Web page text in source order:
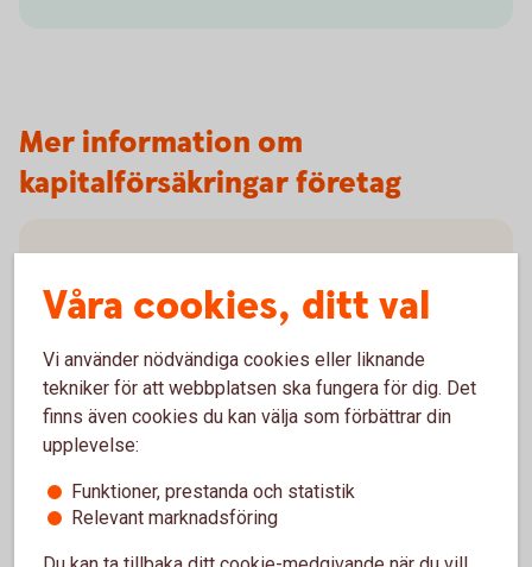
Mer information om
kapitalförsäkringar företag
Bryttider för fonder i
kapitalförsäkringar
Handel med fonder sker alltid till okänd kurs (okänt
pris). Kursen sätts först i efterhand, efter den så
kallade bryttiden.
Bryttider för fonder i försäkringar
Våra cookies, ditt val
Vi använder nödvändiga cookies eller liknande
tekniker för att webbplatsen ska fungera för dig. Det
finns även cookies du kan välja som förbättrar din
upplevelse:
Funktioner, prestanda och statistik
Relevant marknadsföring